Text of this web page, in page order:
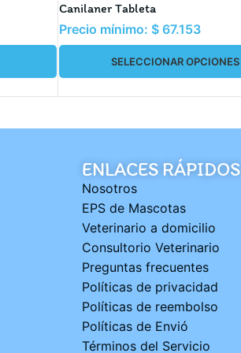
Canilaner Tableta
Precio mínimo: $ 67.153
SELECCIONAR OPCIONES
ENLACES RÁPIDOS
Nosotros
EPS de Mascotas
Veterinario a domicilio
Consultorio Veterinario
Preguntas frecuentes
Políticas de privacidad
Políticas de reembolso
Políticas de Envió
Términos del Servicio